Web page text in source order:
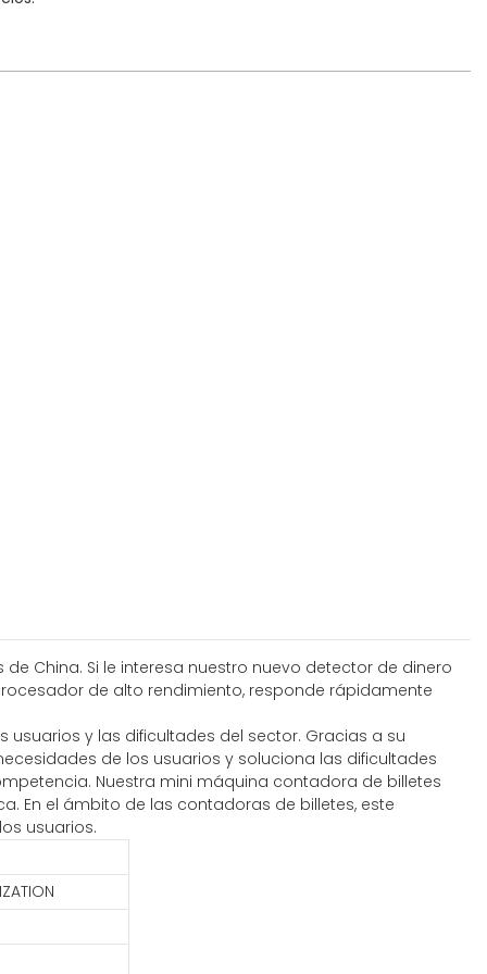
China. Si le interesa nuestro nuevo detector de dinero
de alto rendimiento, responde rápidamente
usuarios y las dificultades del sector. Gracias a su
de los usuarios y soluciona las dificultades
Nuestra mini máquina contadora de billetes
En el ámbito de las contadoras de billetes, este
usuarios.